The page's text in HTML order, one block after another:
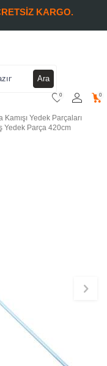
KARGO.
Ara
0 0
Kamışı Yedek Parçaları
Yedek Parça 420cm